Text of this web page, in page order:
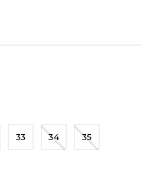
33 34 35